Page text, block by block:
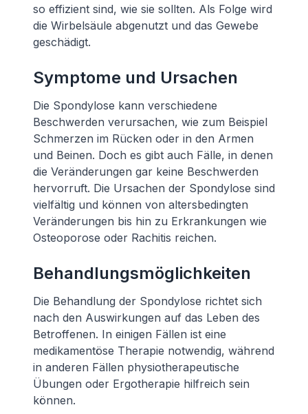
so effizient sind, wie sie sollten. Als Folge wird
die Wirbelsäule abgenutzt und das Gewebe
geschädigt.
Symptome und Ursachen
Die Spondylose kann verschiedene
Beschwerden verursachen, wie zum Beispiel
Schmerzen im Rücken oder in den Armen
und Beinen. Doch es gibt auch Fälle, in denen
die Veränderungen gar keine Beschwerden
hervorruft. Die Ursachen der Spondylose sind
vielfältig und können von altersbedingten
Veränderungen bis hin zu Erkrankungen wie
Osteoporose oder Rachitis reichen.
Behandlungsmöglichkeiten
Die Behandlung der Spondylose richtet sich
nach den Auswirkungen auf das Leben des
Betroffenen. In einigen Fällen ist eine
medikamentöse Therapie notwendig, während
in anderen Fällen physiotherapeutische
Übungen oder Ergotherapie hilfreich sein
können.